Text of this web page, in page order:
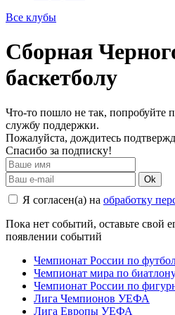
Все клубы
Сборная
баскетболу
Что-то пошло не так, попробуйте
службу поддержки.
Пожалуйста, дождитесь
Спасибо за подписку!
Ok
Я согласен(а) на обработку
Пока нет событий, оставьте свой
появлении событий
Чемпионат России по
Чемпионат мира по
Чемпионат России по
Лига Чемпионов УЕФА
Лига Европы УЕФА